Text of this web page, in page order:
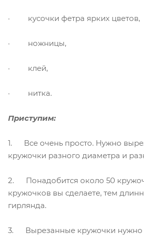
· кусочки фетра ярких цветов,
· ножницы,
· клей,
· нитка.
Приступим:
1. Все очень просто. Нужно
кружочки разного диаметра и
2. Понадобится около 50
кружочков вы сделаете, тем
гирлянда.
3. Вырезанные кружочки нужно